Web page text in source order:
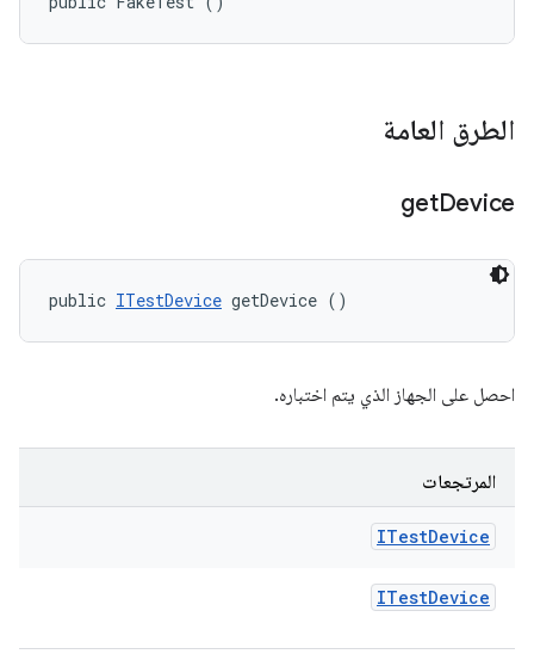
الطرق العامة
getDevice
public ITestDevice getDevice ()
احصل على الجهاز الذي يتم اختباره.
المرتجعات
ITestDevice
ITestDevice